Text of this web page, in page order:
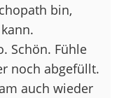
bin,
Schön. Fühle
noch abgefüllt.
auch wieder